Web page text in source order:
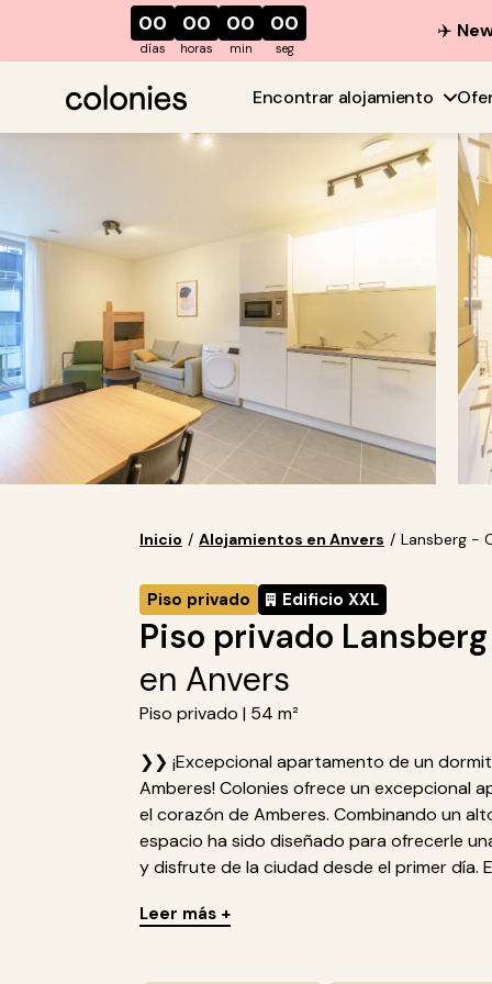
00
días
00
horas
00
min
00
seg
✈️
Encontrar alojamiento
Inicio / Alojamientos en Anvers / Lansberg -
Piso privado Edificio XXL
Piso privado
en Anvers
Piso privado | 54 m²
❯❯ ¡Excepcional apartamento de un
Amberes! Colonies ofrece un excepcional
el corazón de Amberes. Combinando un
espacio ha sido diseñado para ofrecerle
y disfrute de la ciudad desde el primer día.
Leer más +